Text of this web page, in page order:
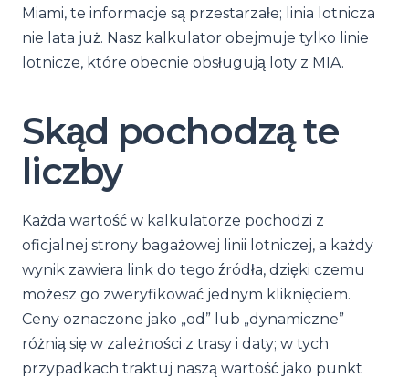
Miami, te informacje są przestarzałe; linia lotnicza
nie lata już. Nasz kalkulator obejmuje tylko linie
lotnicze, które obecnie obsługują loty z MIA.
Skąd pochodzą te
liczby
Każda wartość w kalkulatorze pochodzi z
oficjalnej strony bagażowej linii lotniczej, a każdy
wynik zawiera link do tego źródła, dzięki czemu
możesz go zweryfikować jednym kliknięciem.
Ceny oznaczone jako „od” lub „dynamiczne”
różnią się w zależności z trasy i daty; w tych
przypadkach traktuj naszą wartość jako punkt